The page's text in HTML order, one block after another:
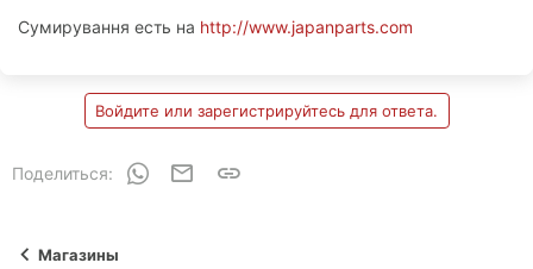
Сумирування есть на http://www.japanparts.com
Войдите или зарегистрируйтесь для ответа.
Поделиться: WhatsAppЭлектронная почта
Магазины